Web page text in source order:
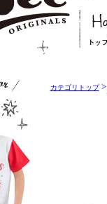
カテゴリトップ>